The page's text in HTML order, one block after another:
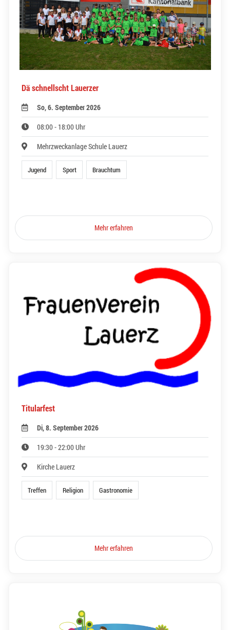
Dä schnellscht Lauerzer
So, 6. September 2026
08:00 - 18:00 Uhr
Mehrzweckanlage Schule Lauerz
Jugend Sport Brauchtum
Mehr erfahren
Titularfest
Di, 8. September 2026
19:30 - 22:00 Uhr
Kirche Lauerz
Treffen Religion Gastronomie
Mehr erfahren